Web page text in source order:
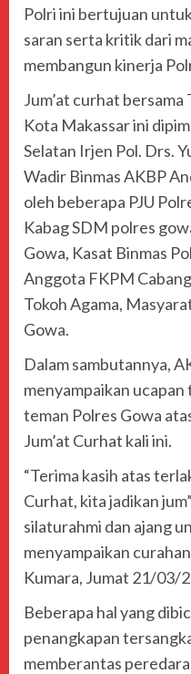
Polri ini bertujuan
saran serta kritik dari
membangun kinerja
Jum’at curhat
Kota Makassar ini
Selatan Irjen Pol. Drs.
Wadir Binmas AKBP
oleh beberapa PJU
Kabag SDM polres
Gowa, Kasat Binmas
Anggota FKPM
Tokoh Agama,
Gowa.
Dalam sambutannya,
menyampaikan
teman Polres Gowa
Jum’at Curhat kali ini.
“Terima kasih atas
Curhat, kita jadikan
silaturahmi dan ajang
menyampaikan
Kumara, Jumat 21/03/
Beberapa hal yang
penangkapan
memberantas